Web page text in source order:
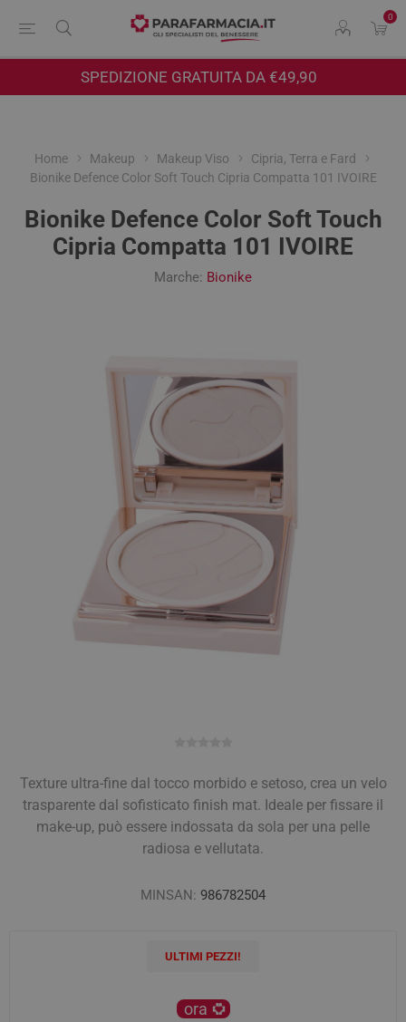
0
SPEDIZIONE GRATUITA DA €49,90
Home Makeup Makeup Viso
Cipria, Terra e Fard
Bionike Defence Color Soft Touch Cipria Compatta 101 IVOIRE
Bionike Defence Color Soft Touch
Cipria Compatta 101 IVOIRE
Marche: Bionike
Texture ultra-fine dal tocco morbido e setoso, crea un velo
trasparente dal sofisticato finish mat. Ideale per fissare il
make-up, può essere indossata da sola per una pelle
radiosa e vellutata.
MINSAN: 986782504
ULTIMI PEZZI!
ora